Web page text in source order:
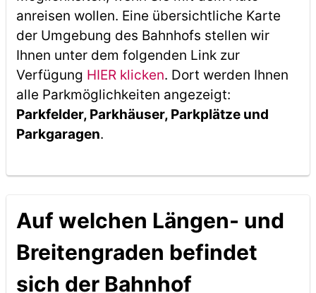
anreisen wollen. Eine übersichtliche Karte
der Umgebung des Bahnhofs stellen wir
Ihnen unter dem folgenden Link zur
Verfügung HIER klicken. Dort werden Ihnen
alle Parkmöglichkeiten angezeigt:
Parkfelder, Parkhäuser, Parkplätze und
Parkgaragen.
Auf welchen Längen- und
Breitengraden befindet
sich der Bahnhof